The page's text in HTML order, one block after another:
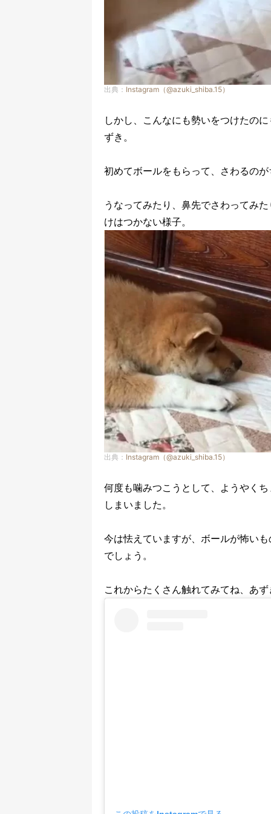
出典： Instagram（@azuki_shiba.15）
しかし、こんなにも勢いをつけたの
ずき。
初めてボールをもらって、さわるの
うなってみたり、鼻先でさわってみ
けはつかない様子。
出典： Instagram（@azuki_shiba.15）
何度も噛みつこうとして、ようやく
しまいました。
今は怯えていますが、ボールが怖い
でしょう。
これからたくさん触れてみてね、あ